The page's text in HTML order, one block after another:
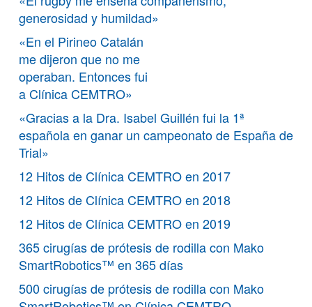
generosidad y humildad»
«En el Pirineo Catalán
me dijeron que no me
operaban. Entonces fui
a Clínica CEMTRO»
«Gracias a la Dra. Isabel Guillén fui la 1ª
española en ganar un campeonato de España de
Trial»
12 Hitos de Clínica CEMTRO en 2017
12 Hitos de Clínica CEMTRO en 2018
12 Hitos de Clínica CEMTRO en 2019
365 cirugías de prótesis de rodilla con Mako
SmartRobotics™ en 365 días
500 cirugías de prótesis de rodilla con Mako